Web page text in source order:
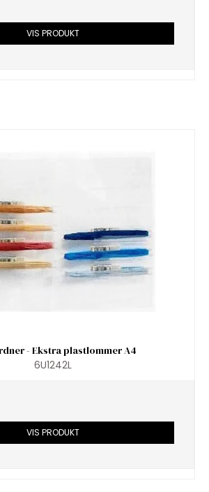
VIS PRODUKT
- Ekstra plastlommer A4
6U1242L
VIS PRODUKT